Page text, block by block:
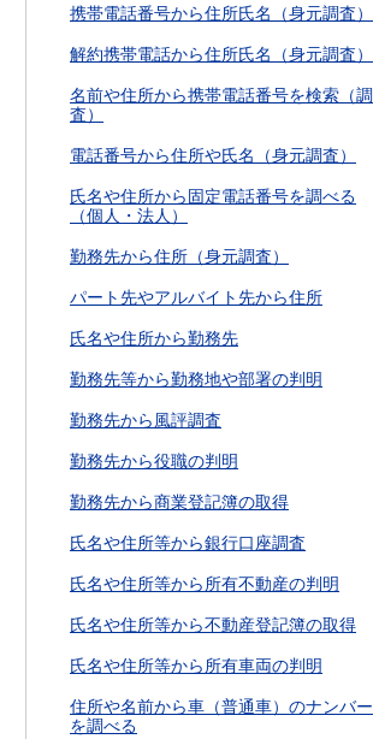
携帯電話番号から住所氏名（身元調査）
解約携帯電話から住所氏名（身元調査）
名前や住所から携帯電話番号を検索（調
査）
電話番号から住所や氏名（身元調査）
氏名や住所から固定電話番号を調べる
（個人・法人）
勤務先から住所（身元調査）
パート先やアルバイト先から住所
氏名や住所から勤務先
勤務先等から勤務地や部署の判明
勤務先から風評調査
勤務先から役職の判明
勤務先から商業登記簿の取得
氏名や住所等から銀行口座調査
氏名や住所等から所有不動産の判明
氏名や住所等から不動産登記簿の取得
氏名や住所等から所有車両の判明
住所や名前から車（普通車）のナンバー
を調べる